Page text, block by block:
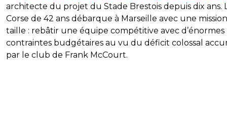
architecte du projet du Stade Brestois depuis dix ans.
Corse de 42 ans débarque à Marseille avec une
taille : rebâtir une équipe compétitive avec d’énormes
contraintes budgétaires au vu du déficit colossal
par le club de Frank McCourt.